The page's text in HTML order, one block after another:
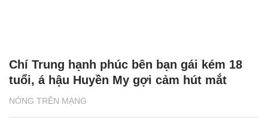
NÓNG TRÊN MẠNG
Chí Trung hạnh phúc bên bạn gái kém 18
tuổi, á hậu Huyền My gợi cảm hút mắt